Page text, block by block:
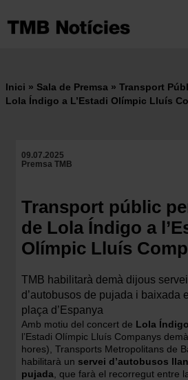
contingut
Fil
Inici Sala de Premsa
Transport
Lola Índigo a L’Estadi Olímpic Lluís
09.07.2025
Premsa TMB
Transport públic
de Lola Índigo a
Olímpic Lluís
TMB habilitarà demà dijous
d’autobusos de pujada i baixada
plaça d’Espanya
Amb motiu del concert de Lola Índigo
l’Estadi Olímpic Lluís Companys
hores), Transports Metropolitans de
habilitarà un servei d’autobusos
pujada , que farà el recorregut entre